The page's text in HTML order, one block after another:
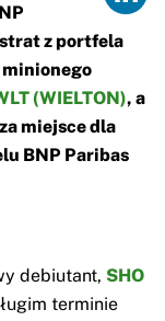
z portfela
minionego
(WIELTON), a
miejsce dla
BNP Paribas
debiutant, SHO
terminie